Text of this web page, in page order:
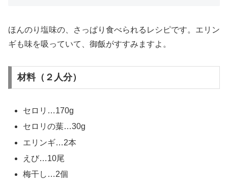
ほんのり塩味の、さっぱり食べられるレシピです。エリン
ギも味を吸っていて、御飯がすすみますよ。
材料（２人分）
セロリ…170g
セロリの葉…30g
エリンギ…2本
えび…10尾
梅干し…2個